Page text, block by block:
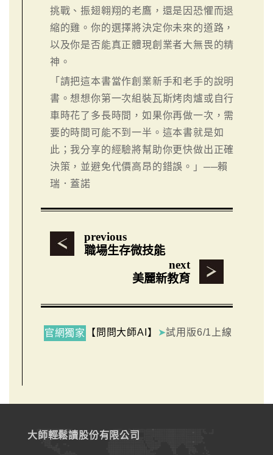
挑戰、振翅翱翔的老鷹，還是因恐懼而退
縮的雞。你的選擇將決定你未來的道路，
以及你是否能真正體現創業者大無畏的精
神。
「請把這本書當作創業新手和老手的說明
書。想想你第一次組裝瓦斯烤肉爐或自行
車時花了多長時間，如果你再做一次，需
要的時間可能不到一半。這本書就是如
此；我分享的經驗將幫助你更快做出正確
決策，並避免代價高昂的錯誤。」──賴
瑞．蓋諾
previous
職場生存微技能
next
美麗新教育
官網獨家 【問問大師AI】 ➤試用版6/1上線
大師輕鬆讀股份有限公司